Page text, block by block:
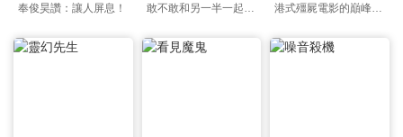
奉俊昊讚：讓人屏息！ 敢不敢和另一半一起看？ 港式殭屍電影的巔峰之作